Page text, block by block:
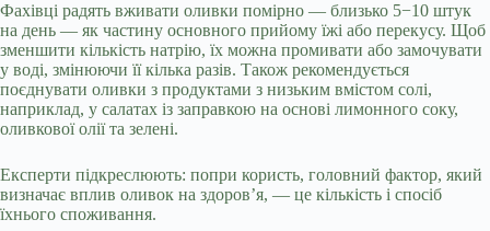
Фахівці радять вживати оливки помірно — близько 5−10 штук
на день — як частину основного прийому їжі або перекусу. Щоб
зменшити кількість натрію, їх можна промивати або замочувати
у воді, змінюючи її кілька разів. Також рекомендується
поєднувати оливки з продуктами з низьким вмістом солі,
наприклад, у салатах із заправкою на основі лимонного соку,
оливкової олії та зелені.
Експерти підкреслюють: попри користь, головний фактор, який
визначає вплив оливок на здоров’я, — це кількість і спосіб
їхнього споживання.